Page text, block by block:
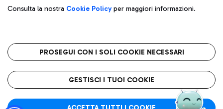
Gelateria
Wine Bar & Sparkling
Raggiungi l’aeroporto senza pensieri con il servizio di taxi a
Scopri la nostra offerta per una pausa gustosa in aeroporto
Mappa Aeroporto Fiumicino
Privacy policy
Note legali
Roma FCO
L'aeroporto stellato
Consulta la nostra Cookie Policyper maggiori informazioni.
PROSEGUI CON I SOLI COOKIE NECESSARI
GESTISCI I TUOI COOKIE